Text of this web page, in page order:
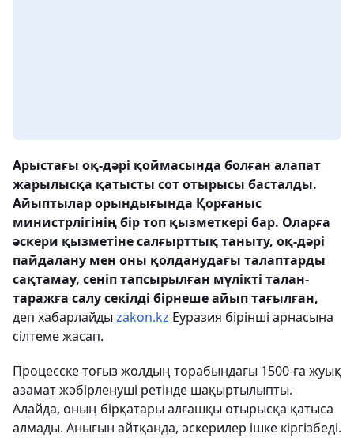
Арыстағы оқ-дәрі қоймасында болған алапат
жарылысқа қатысты сот отырысы басталды.
Айыптылар орындығында Қорғаныс
министрлігінің бір топ қызметкері бар. Оларға
әскери қызметіне салғырттық таныту, оқ-дәрі
пайдалану мен оны қолданудағы талаптарды
сақтамау, сеніп тапсырылған мүлікті талан-
таражға салу секілді бірнеше айып тағылған,
деп хабарлайды zakon.kz Еуразия бірінші арнасына
сілтеме жасап.
Процесске тоғыз жолдың торабындағы 1500-ға жуық
азамат жәбірленуші ретінде шақыртылыпты.
Алайда, оның бірқатары алғашқы отырысқа қатыса
алмады. Анығын айтқанда, әскерилер ішке кіргізбеді.